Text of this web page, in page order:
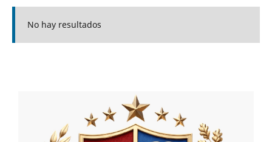
No hay resultados